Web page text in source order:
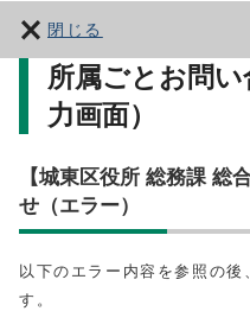
閉じる
所属ごとお問
力画面）
【城東区役所 総務課 総
せ（エラー）
以下のエラー内容を参照の後
す。